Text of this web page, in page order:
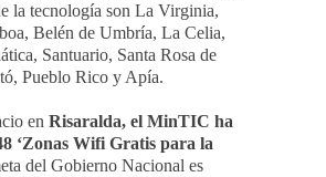
la tecnología son La Virginia,
Belén de Umbría, La Celia,
Santuario, Santa Rosa de
Pueblo Rico y Apía.
en Risaralda, el MinTIC ha
‘Zonas Wifi Gratis para la
del Gobierno Nacional es